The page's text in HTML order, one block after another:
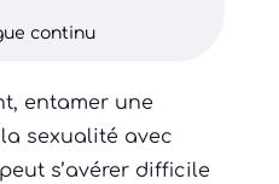
continu
entamer une
sexualité avec
s’avérer difficile